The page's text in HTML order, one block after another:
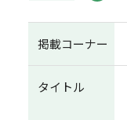
掲載コーナー
タイトル